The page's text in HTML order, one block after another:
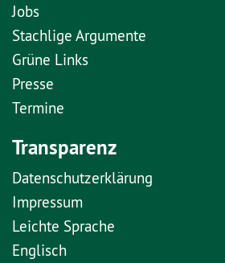
Jobs
Stachlige Argumente
Grüne Links
Presse
Termine
Transparenz
Datenschutzerklärung
Impressum
Leichte Sprache
Englisch